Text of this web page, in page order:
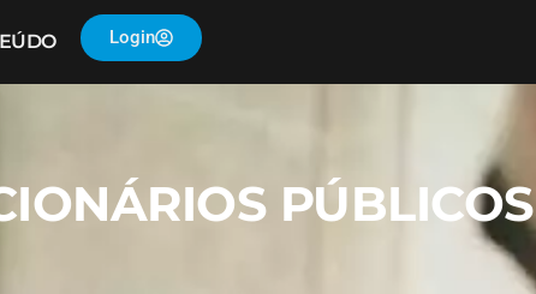
Login
PÚBLICOS